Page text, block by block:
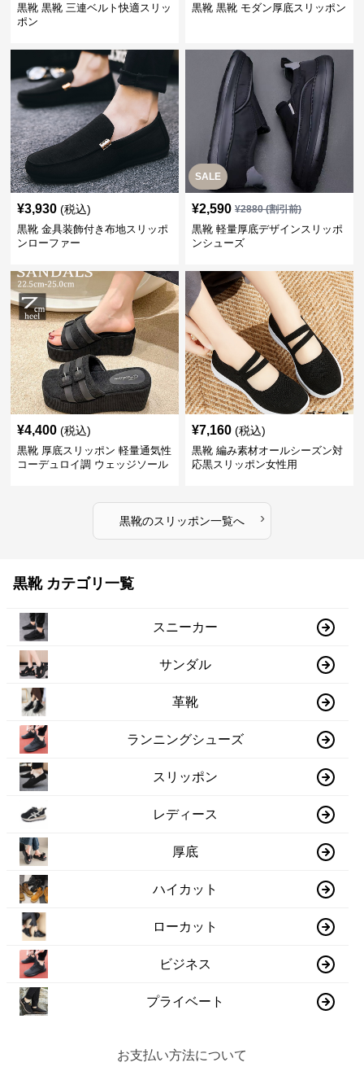
黒靴 黒靴 三連ベルト快適スリッ
ポン
黒靴 黒靴 モダン厚底スリッポン
¥3,930 (税込)
黒靴 金具装飾付き布地スリッポ
ンローファー
SALE
¥2,590 ¥2880(割引前)
黒靴 軽量厚底デザインスリッポ
ンシューズ
¥4,400 (税込)
黒靴 厚底スリッポン 軽量通気性
コーデュロイ調 ウェッジソール
¥7,160 (税込)
黒靴 編み素材オールシーズン対
応黒スリッポン女性用
黒靴のスリッポン一覧へ ›
黒靴 カテゴリ一覧
スニーカー
サンダル
革靴
ランニングシューズ
スリッポン
レディース
厚底
ハイカット
ローカット
ビジネス
プライベート
お支払い方法について